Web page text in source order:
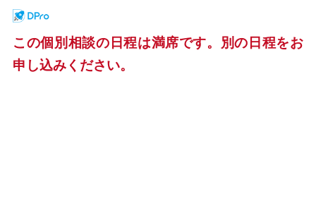
この個別相談の日程は満席です。別の日程をお
申し込みください。